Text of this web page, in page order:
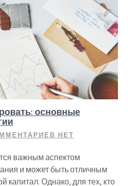
основные
НЕТ
важным аспектом
и может быть отличным
капитал. Однако, для тех, кто